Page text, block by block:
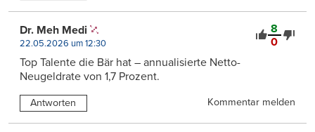
8
0
Dr. Meh Medi
22.05.2026 um 12:30
Top Talente die Bär hat – annualisierte Netto-
Neugeldrate von 1,7 Prozent.
Antworten Kommentar melden